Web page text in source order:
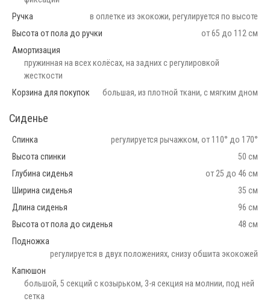
Ручка
в оплетке из экокожи, регулируется по высоте
Высота от пола до ручки
от 65 до 112 см
Амортизация
пружинная на всех колёсах, на задних с регулировкой
жесткости
Корзина для покупок
большая, из плотной ткани, с мягким дном
Сиденье
Спинка
регулируется рычажком, от 110° до 170°
Высота спинки
50 см
Глубина сиденья
от 25 до 46 см
Ширина сиденья
35 см
Длина сиденья
96 см
Высота от пола до сиденья
48 см
Подножка
регулируется в двух положениях, снизу обшита экокожей
Капюшон
большой, 5 секций с козырьком, 3-я секция на молнии, под ней
сетка